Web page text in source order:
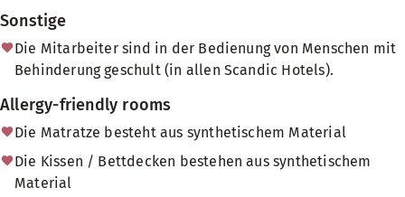
Sonstige
Die Mitarbeiter sind in der Bedienung von Menschen mit
Behinderung geschult (in allen Scandic Hotels).
Allergy-friendly rooms
Die Matratze besteht aus synthetischem Material
Die Kissen / Bettdecken bestehen aus synthetischem
Material